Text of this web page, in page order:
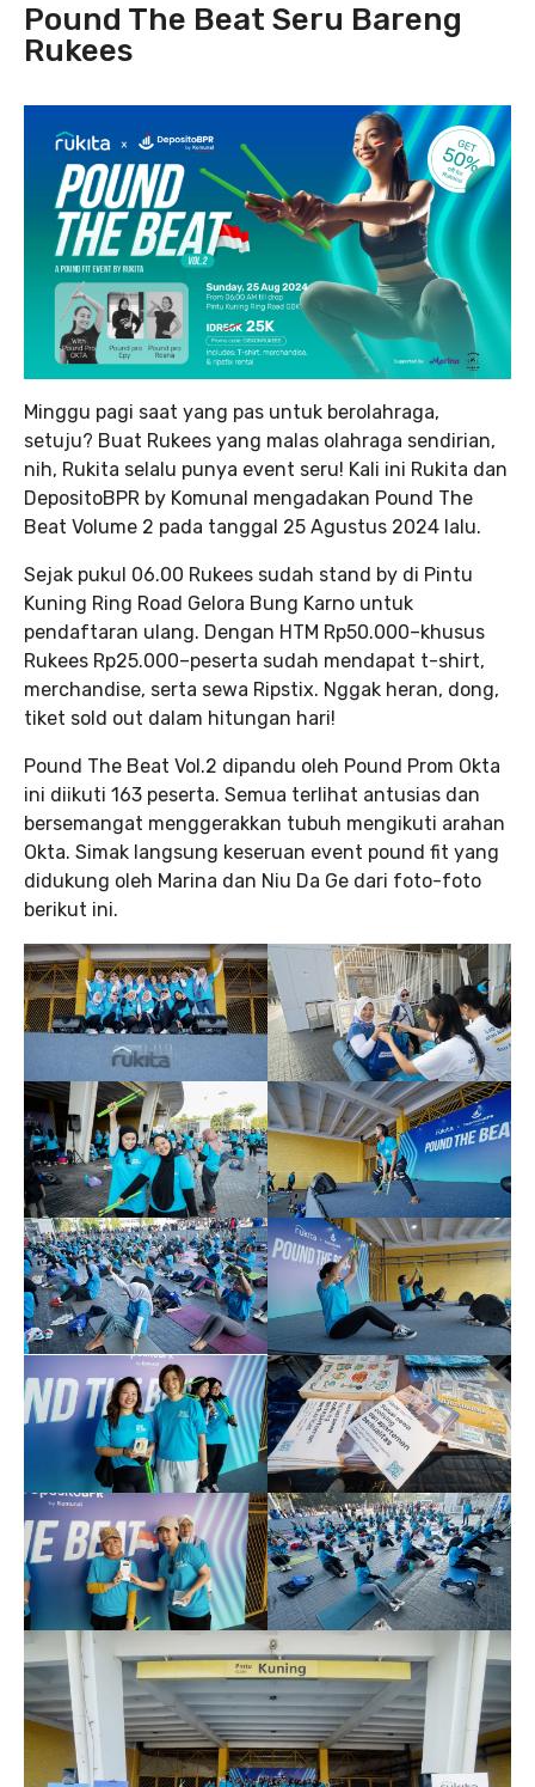
Pound The Beat Seru Bareng
Rukees
Minggu pagi saat yang pas untuk berolahraga,
setuju? Buat Rukees yang malas olahraga sendirian,
nih, Rukita selalu punya event seru! Kali ini Rukita dan
DepositoBPR by Komunal mengadakan Pound The
Beat Volume 2 pada tanggal 25 Agustus 2024 lalu.
Sejak pukul 06.00 Rukees sudah stand by di Pintu
Kuning Ring Road Gelora Bung Karno untuk
pendaftaran ulang. Dengan HTM Rp50.000–khusus
Rukees Rp25.000–peserta sudah mendapat t-shirt,
merchandise, serta sewa Ripstix. Nggak heran, dong,
tiket sold out dalam hitungan hari!
Pound The Beat Vol.2 dipandu oleh Pound Prom Okta
ini diikuti 163 peserta. Semua terlihat antusias dan
bersemangat menggerakkan tubuh mengikuti arahan
Okta. Simak langsung keseruan event pound fit yang
didukung oleh Marina dan Niu Da Ge dari foto-foto
berikut ini.